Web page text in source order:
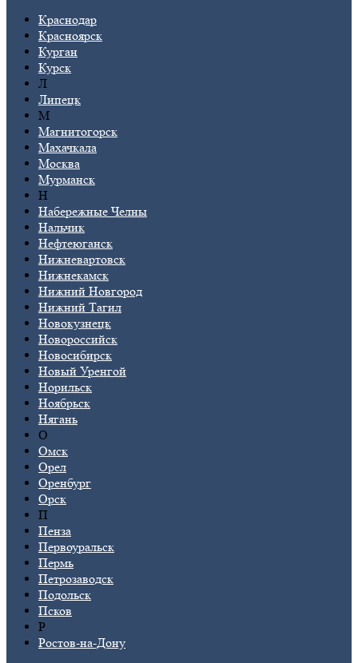
Краснодар
Красноярск
Курган
Курск
Л
Липецк
М
Магнитогорск
Махачкала
Москва
Мурманск
Н
Набережные Челны
Нальчик
Нефтеюганск
Нижневартовск
Нижнекамск
Нижний Новгород
Нижний Тагил
Новокузнецк
Новороссийск
Новосибирск
Новый Уренгой
Норильск
Ноябрьск
Нягань
О
Омск
Орел
Оренбург
Орск
П
Пенза
Первоуральск
Пермь
Петрозаводск
Подольск
Псков
Р
Ростов-на-Дону